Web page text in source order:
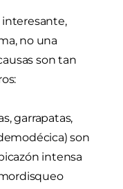
interesante,
no una
son tan
garrapatas,
son
intensa